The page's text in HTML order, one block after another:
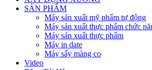
SẢN PHẨM
Máy sản xuất mỹ phẩm tự động
Máy sản xuất thực phẩm chức
Máy sản xuất thực phẩm
Máy in date
Máy sấy màng co
Video